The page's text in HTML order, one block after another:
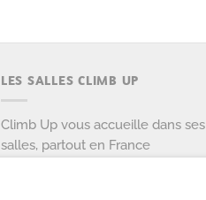
LES SALLES CLIMB UP
Climb Up vous accueille dans ses
salles, partout en France